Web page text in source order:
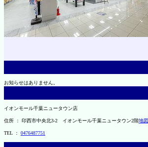
お知らせはありません。
イオンモール千葉ニュータウン店
住所 ： 印西市中央北3-2 イオンモール千葉ニュータウン2階地図
TEL ： 0476487751